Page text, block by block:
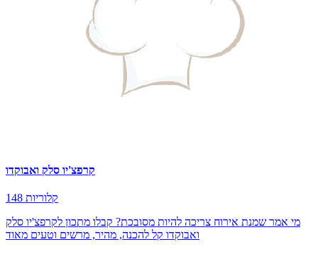
קרפצ'יו סלק ואבוקדו
148 קלוריות
מי אמר שמנת אירוח צריכה להיות מסובכת? קבלו מתכון לקרפצ'יו סלק
ואבוקדו קל להכנה, מהיר, מרשים וטעים מאוד